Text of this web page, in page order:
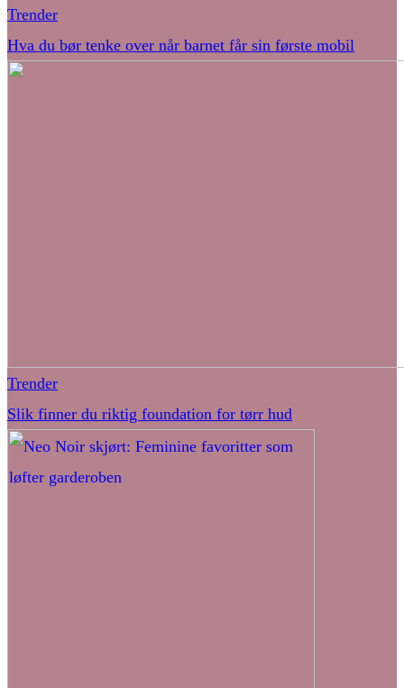
Trender
Hva du bør tenke over når barnet får sin første mobil
Trender
Slik finner du riktig foundation for tørr hud